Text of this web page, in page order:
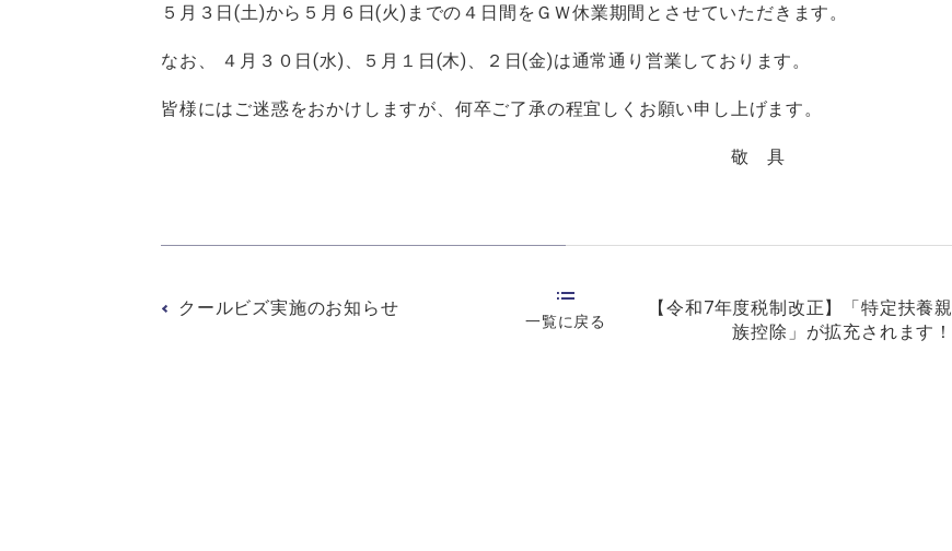
５月３日(土)から５月６日(火)までの４日間をＧＷ休業期間とさせていただきます。
なお、 ４月３０日(水)、５月１日(木)、２日(金)は通常通り営業しております。
皆様にはご迷惑をおかけしますが、何卒ご了承の程宜しくお願い申し上げます。
敬 具
クールビズ実施のお知らせ
【令和7年度税制改正】「特定扶養親
族控除」が拡充されます！
一覧に戻る